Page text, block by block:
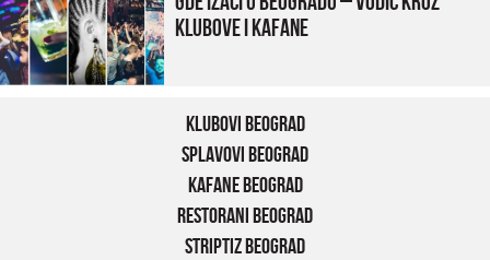
klubove i kafane
Klubovi Beograd
Splavovi Beograd
Kafane Beograd
Restorani Beograd
Striptiz Beograd